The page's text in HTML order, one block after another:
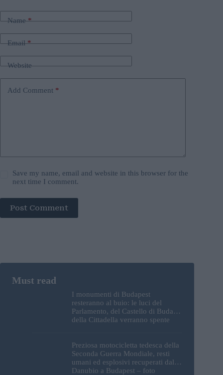
Name*
Email*
Website
Add Comment *
Save my name, email and website in this browser for the
next time I comment.
Post Comment
I monumenti di Budapest
resteranno al buio: le luci del
Parlamento, del Castello di Buda e
della Cittadella verranno spente
Preziosa motocicletta tedesca della
Seconda Guerra Mondiale, resti
umani ed esplosivi recuperati dal
Danubio a Budapest – foto